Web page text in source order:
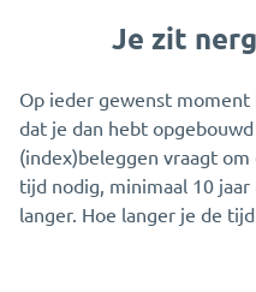
Je zit
Op ieder gewenst
dat je dan hebt
(index)beleggen vraagt
tijd nodig, minimaal 10
langer. Hoe langer je de